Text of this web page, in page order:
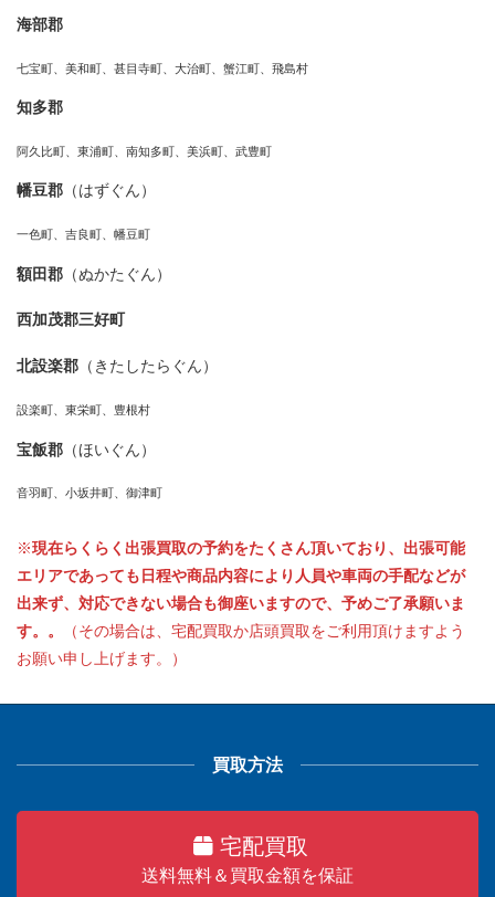
海部郡
七宝町、美和町、甚目寺町、大治町、蟹江町、飛島村
知多郡
阿久比町、東浦町、南知多町、美浜町、武豊町
幡豆郡 （はずぐん）
一色町、吉良町、幡豆町
額田郡 （ぬかたぐん）
西加茂郡三好町
北設楽郡 （きたしたらぐん）
設楽町、東栄町、豊根村
宝飯郡 （ほいぐん）
音羽町、小坂井町、御津町
※現在らくらく出張買取の予約をたくさん頂いており、出張可能
エリアであっても日程や商品内容により人員や車両の手配などが
出来ず、対応できない場合も御座いますので、予めご了承願いま
す。。
（その場合は、宅配買取か店頭買取をご利用頂けますよう
お願い申し上げます。）
買取方法
宅配買取
送料無料＆買取金額を保証